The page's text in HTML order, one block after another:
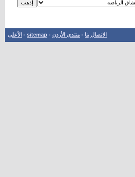
الاتصال بنا - منتدى الأردن -
sitemap
- الأعلى